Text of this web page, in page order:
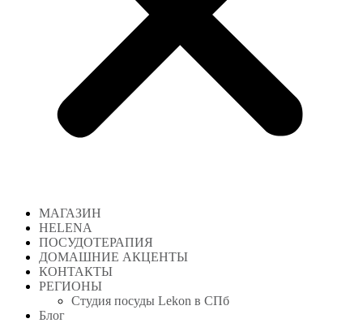
МАГАЗИН
HELENA
ПОСУДОТЕРАПИЯ
ДОМАШНИЕ АКЦЕНТЫ
КОНТАКТЫ
РЕГИОНЫ
Студия посуды Lekon в СПб
Блог